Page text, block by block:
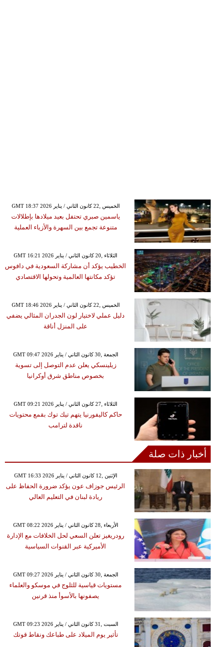
GMT 18:37 2026 الخميس ,22 كانون الثاني / يناير
ياسمين صبري تحتفل بعيد ميلادها بإطلالات
متنوعة تجمع بين السهرة والأزياء العملية
GMT 16:21 2026 الثلاثاء ,20 كانون الثاني / يناير
الخطيب يؤكد أن مشاركة السعودية في دافوس
تؤكد مكانتها العالمية وتحولها الاقتصادي
GMT 18:46 2026 الخميس ,22 كانون الثاني / يناير
دليل عملي لاختيار لون الجدران المثالي يضفي
على المنزل أناقة
GMT 09:47 2026 الجمعة ,30 كانون الثاني / يناير
زيلينسكي يعلن عدم التوصل إلى تسوية
بخصوص مناطق شرق أوكرانيا
GMT 09:21 2026 الثلاثاء ,27 كانون الثاني / يناير
حاكم كاليفورنيا يتهم تيك توك بقمع محتويات
ناقدة لترامب
أخبار ذات صلة
GMT 16:33 2026 الإثنين ,12 كانون الثاني / يناير
الرئيس جوزاف عون يؤكد ضرورة الحفاظ على
ريادة لبنان في التعليم العالي
GMT 08:22 2026 الأربعاء ,28 كانون الثاني / يناير
رودريغيز تعلن السعي لحل الخلافات مع الإدارة
الأميركية عبر القنوات السياسية
GMT 09:27 2026 الجمعة ,30 كانون الثاني / يناير
مستويات قياسية للثلوج في موسكو والعلماء
يصفونها بالأسوأ منذ قرنين
GMT 09:23 2026 السبت ,31 كانون الثاني / يناير
تأثير يوم الميلاد على طباعك ونقاط قوتك